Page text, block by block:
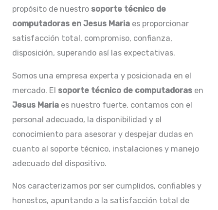
propósito de nuestro soporte técnico de
computadoras en Jesus Maria es proporcionar
satisfacción total, compromiso, confianza,
disposición, superando así las expectativas.
Somos una empresa experta y posicionada en el
mercado. El soporte técnico de computadoras en
Jesus Maria es nuestro fuerte, contamos con el
personal adecuado, la disponibilidad y el
conocimiento para asesorar y despejar dudas en
cuanto al soporte técnico, instalaciones y manejo
adecuado del dispositivo.
Nos caracterizamos por ser cumplidos, confiables y
honestos, apuntando a la satisfacción total de